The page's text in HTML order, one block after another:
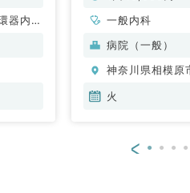
器内
一般内科
病院（一般）
神奈川県相模原
火
<